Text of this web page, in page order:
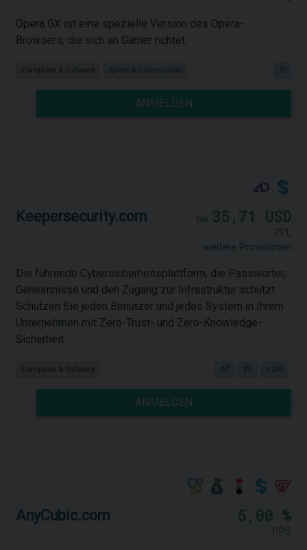
Opera GX ist eine spezielle Version des Opera-
Browsers, die sich an Gamer richtet.
Computer & Software Spiele & Onlinespiele ??
ANMELDEN
Keepersecurity.com 35,71 USD
weitere Provisionen
Die führende Cybersicherheitsplattform, die Passwörter,
Geheimnisse und den Zugang zur Infrastruktur schützt.
Schützen Sie jeden Benutzer und jedes System in Ihrem
Unternehmen mit Zero-Trust- und Zero-Knowledge-
Sicherheit.
Computer & Software AT BE +239
ANMELDEN
AnyCubic.com 5,00 %